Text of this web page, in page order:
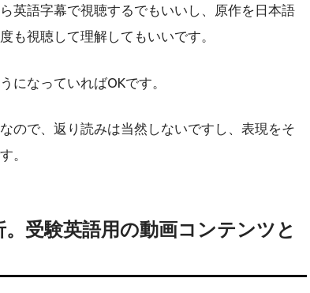
英語字幕で視聴するでもいいし、原作を日本語
も視聴して理解してもいいです。
になっていればOKです。
ので、返り読みは当然しないですし、表現をそ
。
受験英語用の動画コンテンツと